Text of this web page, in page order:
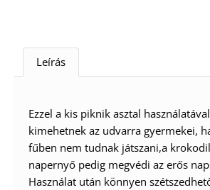
Leírás
Ezzel a kis piknik asztal
kimehetnek az udvarra gyermekei,
fűben nem tudnak játszani,a
napernyő pedig megvédi az erős
Használat után könnyen